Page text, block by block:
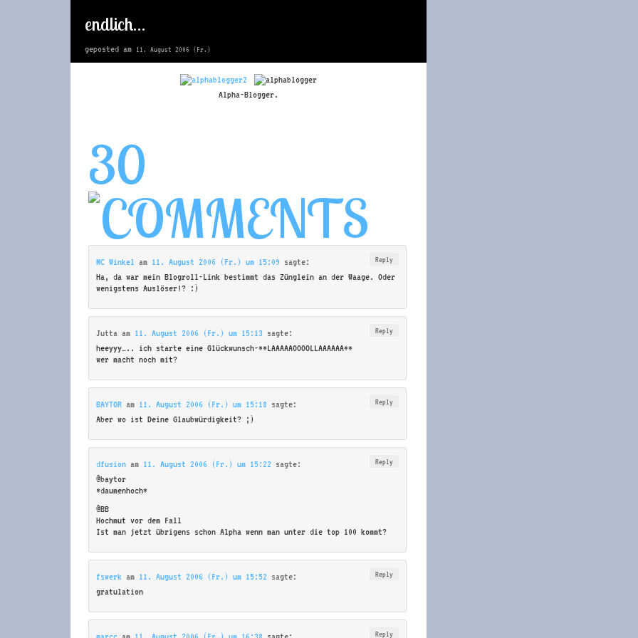
endlich…
geposted am 11. August 2006 (Fr.)
Alpha-Blogger.
30
MC Winkel am 11. August 2006 (Fr.) um 15:09 sagte: Reply
Ha, da war mein Blogroll-Link bestimmt das Zünglein an der Waage. Oder
wenigstens Auslöser!? :)
Jutta am 11. August 2006 (Fr.) um 15:13 sagte: Reply
heeyyy….. ich starte eine Glückwunsch-**LAAAAAOOOOLLAAAAAA**
wer macht noch mit?
BAYTOR am 11. August 2006 (Fr.) um 15:18 sagte: Reply
Aber wo ist Deine Glaubwürdigkeit? ;)
dfusion am 11. August 2006 (Fr.) um 15:22 sagte: Reply
@baytor
*daumenhoch*
@BB
Hochmut vor dem Fall
Ist man jetzt übrigens schon Alpha wenn man unter die top 100 kommt?
fswerk am 11. August 2006 (Fr.) um 15:52 sagte: Reply
gratulation
Reply